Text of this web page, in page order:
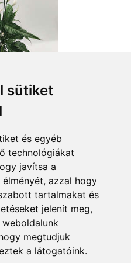
sütiket
és egyéb
technológiákat
javítsa a
élményét, azzal hogy
tartalmakat és
jelenít meg,
megtudjuk
a látogatóink.
methods